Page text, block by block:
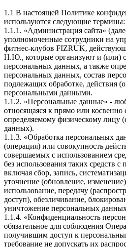
1.1 В настоящей Политике
используются следующие термины:
1.1.1. «Администрация сайта»
уполномоченные сотрудники на
фитнес-клубов FIZRUK,
Н.Ю., которые организуют и (или)
персональных данных, а также
персональных данных, состав
подлежащих обработке, действия
персональными данными.
1.1.2. «Персональные данные» -
относящаяся к прямо или косвенно
определяемому физическому лицу
данных).
1.1.3. «Обработка персональных
(операция) или совокупность
совершаемых с использованием
без использования таких средств
включая сбор, запись,
уточнение (обновление,
использование, передачу
доступ), обезличивание,
уничтожение персональных
1.1.4. «Конфиденциальность
обязательное для соблюдения
получившим доступ к
требование не допускать их